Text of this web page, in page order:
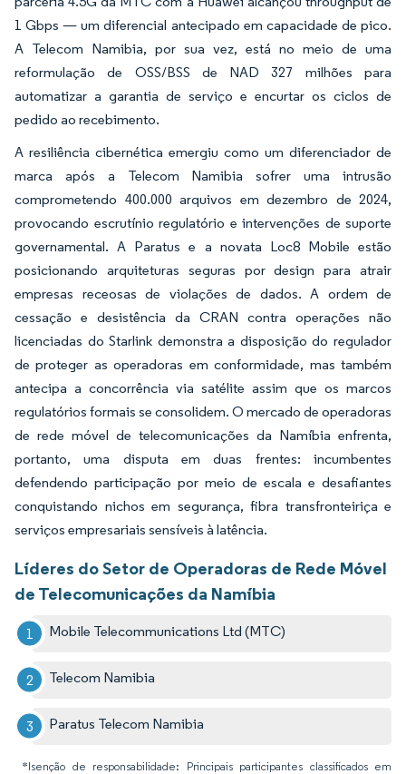
1 Gbps — um diferencial antecipado em capacidade de pico.
A Telecom Namibia, por sua vez, está no meio de uma
reformulação de OSS/BSS de NAD 327 milhões para
automatizar a garantia de serviço e encurtar os ciclos de
pedido ao recebimento.
A resiliência cibernética emergiu como um diferenciador de
marca após a Telecom Namibia sofrer uma intrusão
comprometendo 400.000 arquivos em dezembro de 2024,
provocando escrutínio regulatório e intervenções de suporte
governamental. A Paratus e a novata Loc8 Mobile estão
posicionando arquiteturas seguras por design para atrair
empresas receosas de violações de dados. A ordem de
cessação e desistência da CRAN contra operações não
licenciadas do Starlink demonstra a disposição do regulador
de proteger as operadoras em conformidade, mas também
antecipa a concorrência via satélite assim que os marcos
regulatórios formais se consolidem. O mercado de operadoras
de rede móvel de telecomunicações da Namíbia enfrenta,
portanto, uma disputa em duas frentes: incumbentes
defendendo participação por meio de escala e desafiantes
conquistando nichos em segurança, fibra transfronteiriça e
serviços empresariais sensíveis à latência.
Líderes do Setor de Operadoras de Rede Móvel
de Telecomunicações da Namíbia
Mobile Telecommunications Ltd (MTC)
Telecom Namibia
Paratus Telecom Namibia
*Isenção de responsabilidade: Principais participantes classificados em